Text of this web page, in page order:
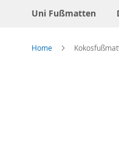
Uni Fußmatten
Home